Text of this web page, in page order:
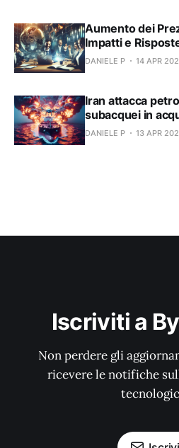
Aumento dei
Impatti e
DANIELE P 14 APR
Iran attacca
subacquei in
DANIELE P 13 APR
Iscriviti a
Non perdere gli
ricevere le notifiche